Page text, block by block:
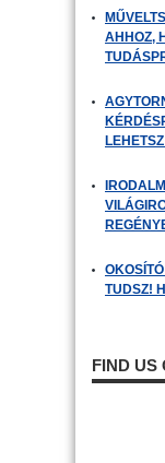
AHHOZ,
TUDSZ!
FIND US